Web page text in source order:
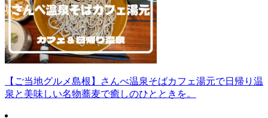
【ご当地グルメ島根】さんべ温泉そばカフェ湯元で日帰り温
泉と美味しい名物蕎麦で癒しのひとときを。